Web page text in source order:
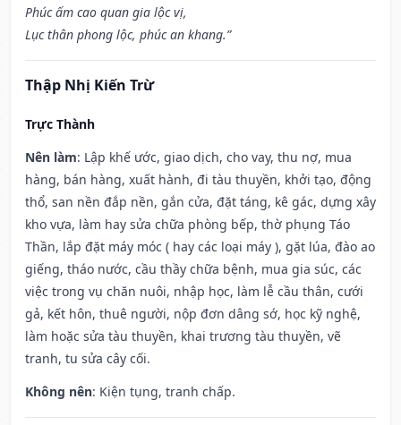
Phúc ấm cao quan gia lộc vị,
Lục thân phong lộc, phúc an khang.”
Thập Nhị Kiến Trừ
Trực Thành
Nên làm: Lập khế ước, giao dịch, cho vay, thu nợ, mua
hàng, bán hàng, xuất hành, đi tàu thuyền, khởi tạo, động
thổ, san nền đắp nền, gắn cửa, đặt táng, kê gác, dựng xây
kho vựa, làm hay sửa chữa phòng bếp, thờ phụng Táo
Thần, lắp đặt máy móc ( hay các loại máy ), gặt lúa, đào ao
giếng, tháo nước, cầu thầy chữa bệnh, mua gia súc, các
việc trong vụ chăn nuôi, nhập học, làm lễ cầu thân, cưới
gả, kết hôn, thuê người, nộp đơn dâng sớ, học kỹ nghệ,
làm hoặc sửa tàu thuyền, khai trương tàu thuyền, vẽ
tranh, tu sửa cây cối.
Không nên: Kiện tụng, tranh chấp.